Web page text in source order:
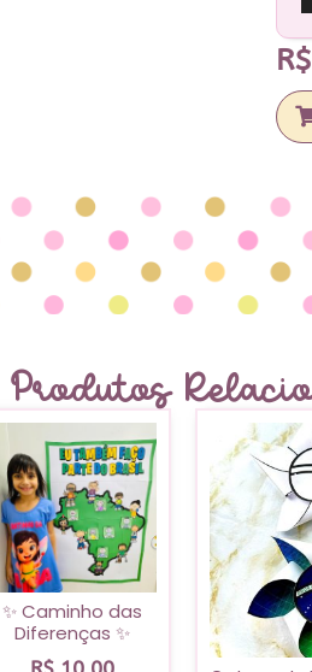
R$
Produtos
✨ Caminho das
Diferenças ✨